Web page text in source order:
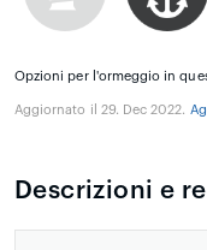
Opzioni per l'ormeggio in
Aggiornato il 29. Dec 2022.
Descrizioni e